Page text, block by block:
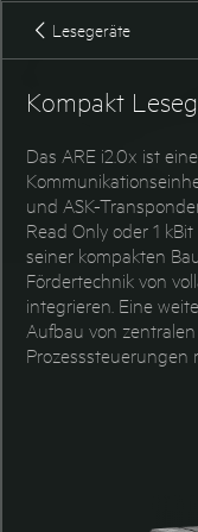
Lesegeräte
Kompakt
Das ARE i2.0x ist
und ASK-
Read Only oder 1
seiner kompakten
Fördertechnik von
integrieren. Eine
Aufbau von
Prozesssteuerungen